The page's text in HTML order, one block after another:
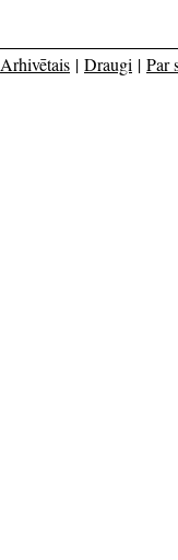
Arhivētais | Draugi | Par